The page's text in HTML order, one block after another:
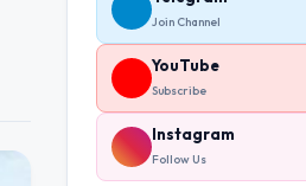
Join Channel
YouTube
Subscribe
Instagram
Follow Us